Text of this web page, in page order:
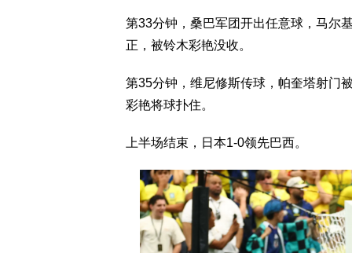
第33分钟，桑巴军团开出任意球，马尔
正，被铃木彩艳没收。
第35分钟，维尼修斯传球，帕奎塔射门
彩艳将球扑住。
上半场结束，日本1-0领先巴西。